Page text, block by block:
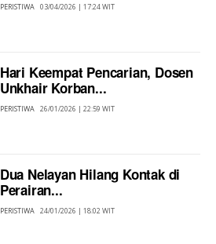
PERISTIWA 03/04/2026 | 17:24 WIT
Hari Keempat Pencarian, Dosen
Unkhair Korban...
PERISTIWA 26/01/2026 | 22:59 WIT
Dua Nelayan Hilang Kontak di
Perairan...
PERISTIWA 24/01/2026 | 18:02 WIT